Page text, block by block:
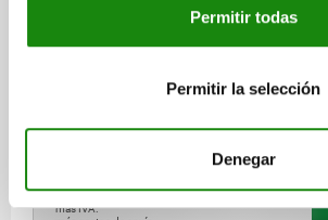
Permitir todas
Permitir la selección
Denegar
MATERIAL DEL COMPONENTE=ACERO INOXIDABLE
DIÁMETRO EXTERIOR=12 LONGITUD=24 D1=10
FUERZA DEL MUELLE INICIAL F1 APROX. N=54
Referencia:03072-212
$68.63
más IVA.